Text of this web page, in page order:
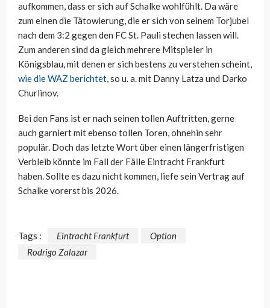
aufkommen, dass er sich auf Schalke wohlfühlt. Da wäre
zum einen die Tätowierung, die er sich von seinem Torjubel
nach dem 3:2 gegen den FC St. Pauli stechen lassen will.
Zum anderen sind da gleich mehrere Mitspieler in
Königsblau, mit denen er sich bestens zu verstehen scheint,
wie die WAZ berichtet, so u. a. mit Danny Latza und Darko
Churlinov.
Bei den Fans ist er nach seinen tollen Auftritten, gerne
auch garniert mit ebenso tollen Toren, ohnehin sehr
populär. Doch das letzte Wort über einen längerfristigen
Verbleib könnte im Fall der Fälle Eintracht Frankfurt
haben. Sollte es dazu nicht kommen, liefe sein Vertrag auf
Schalke vorerst bis 2026.
Tags : Eintracht Frankfurt
Option
Rodrigo Zalazar